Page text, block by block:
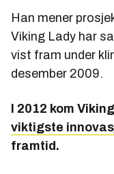
Han mener
Viking Lady har
vist fram under
desember 2009.
I 2012 kom
viktigste
framtid.